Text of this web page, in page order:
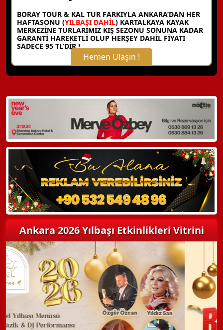
BORAY TOUR & KAL TUR FARKIYLA ANKARA’DAN HER
HAFTASONU (YILBAŞI DAHİL) KARTALKAYA KAYAK
MERKEZİNE TURLARIMIZ KIŞ SEZONU SONUNA KADAR
GARANTİ HAREKETLİ OLUP HERŞEY DAHİL FİYATI
SADECE 95 TL’DİR !
Hemen Ulaşın !
X Kapat
WhatsApp ile Bilgi Alın
Hemen Arayın
Detaylı Bilgi Alın
Ankara 2026 Yılbaşı Etkinlikleri Vitrini